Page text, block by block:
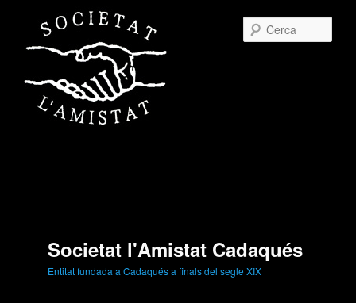
Societat l'Amistat Cadaqués
Entitat fundada a Cadaqués a finals del segle XIX